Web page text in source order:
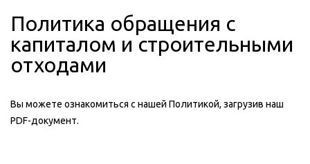
Политика обращения с
капиталом и строительными
отходами
Вы можете ознакомиться с нашей Политикой, загрузив наш
PDF-документ.